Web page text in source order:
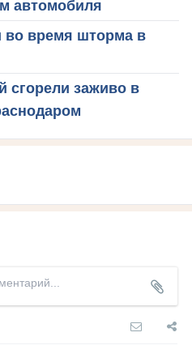
автомобиля
во время шторма в
сгорели заживо в